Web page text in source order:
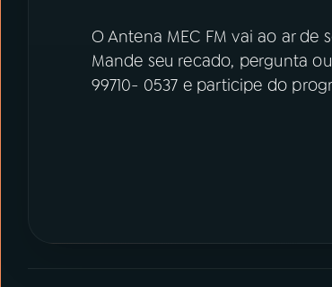
O Antena MEC FM vai ao ar de
Mande seu recado, pergunta
99710- 0537 e participe do